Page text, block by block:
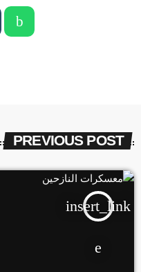
PREVIOUS POST
insert_link